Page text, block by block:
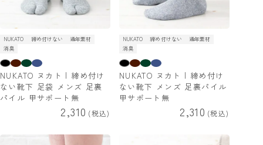
NUKATO 締め付けない
通年素材
消臭
NUKATO ヌカト | 締め付け
ない靴下 足袋 メンズ 足裏
パイル 甲サポート無
2,310 税込
NUKATO 締め付けない
通年素材
消臭
NUKATO ヌカト | 締め付け
ない靴下 メンズ 足裏パイル
甲サポート無
2,310 税込